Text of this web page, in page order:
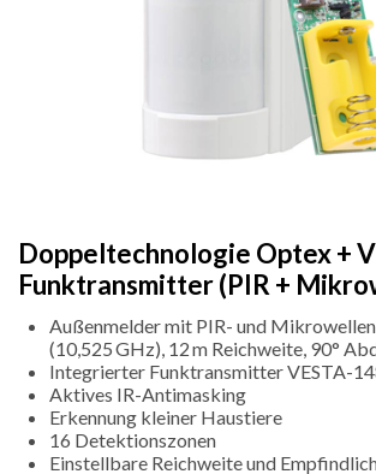
Doppeltechnologie Optex +
Funktransmitter (PIR +
Außenmelder mit PIR- und
(10,525 GHz), 12 m Reichweite, 90°
Integrierter Funktransmitter VESTA-
Aktives IR-Antimasking
Erkennung kleiner Haustiere
16 Detektionszonen
Einstellbare Reichweite und